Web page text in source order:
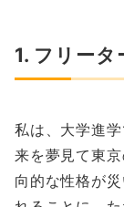
1. フリータ
私は、大学進
来を夢見て東
向的な性格が